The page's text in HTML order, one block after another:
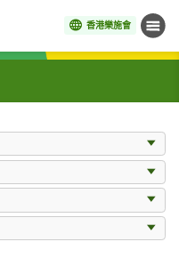
香港樂施會 目錄